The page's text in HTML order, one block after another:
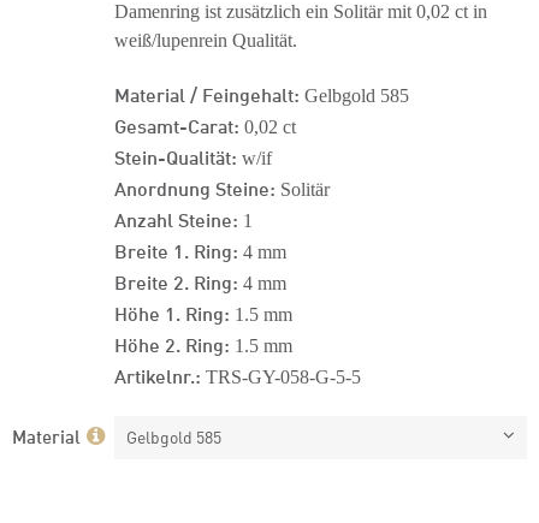
Damenring ist zusätzlich ein Solitär mit 0,02 ct in
weiß/lupenrein Qualität.
Material / Feingehalt: Gelbgold 585
Gesamt-Carat: 0,02 ct
Stein-Qualität: w/if
Anordnung Steine: Solitär
Anzahl Steine: 1
Breite 1. Ring: 4 mm
Breite 2. Ring: 4 mm
Höhe 1. Ring: 1.5 mm
Höhe 2. Ring: 1.5 mm
Artikelnr.: TRS-GY-058-G-5-5
Material Gelbgold 585